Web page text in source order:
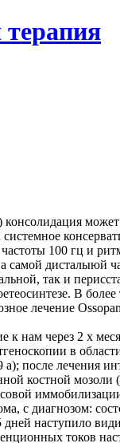
может
100 гц и
самой дисталыюй
так и
В
лечение
нам через 2 х
в
а); после лечения
костной мозоли
с диагнозом:
наступило
токов